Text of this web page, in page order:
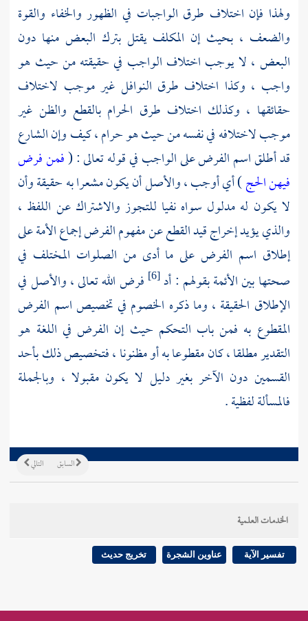
ولهذا فإن اختلاف طرق الواجبات في الظهور والخفاء والقوة
والضعف ، بحيث إن المكلف يقتل بترك البعض منها دون
البعض ، لا يوجب اختلاف الواجب في حقيقته من حيث هو
واجب ، وكذا اختلاف طرق النوافل غير موجب لاختلاف
حقائقها ، وكذلك اختلاف طرق الحرام بالقطع والظن غير
موجب لاختلافه في نفسه من حيث هو حرام ، كيف وإن الشارع
قد أطلق اسم الفرض على الواجب في قوله تعالى : (فمن فرض
فيهن الحج) أي أوجب ، والأصل أن يكون مشعرا به حقيقة وأن
لا يكون له مدلول سواه نفيا للتجوز والاشتراك عن اللفظ ،
والذي يؤيد إخراج قيد القطع عن مفهوم الفرض إجماع الأمة على
إطلاق اسم الفرض على ما أدى من الصلوات المختلف في
صحتها بين الأئمة بقولهم : أد [6]
فرض الله تعالى ، والأصل في
الإطلاق الحقيقة ، وما ذكره الخصوم في تخصيص اسم الفرض
المقطوع به فمن باب التحكم حيث إن الفرض في اللغة هو
التقدير مطلقا ، كان مقطوعا به أو مظنونا ، فتخصيص ذلك بأحد
القسمين دون الآخر بغير دليل لا يكون مقبولا ، وبالجملة
فالمسألة لفظية .
التالي السابق
الخدمات العلمية
تفسير الآية عناوين الشجرة تخريج حديث